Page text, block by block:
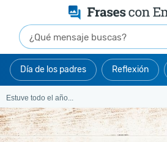
Día de los padres Reflexión
Estuve todo el año...